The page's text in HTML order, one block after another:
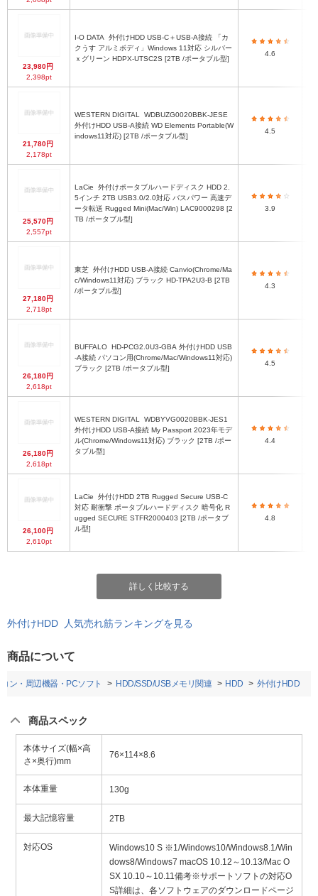
23,980円
2,398pt
I-O DATA
クうす アルミボディ」Windows 11対応 シルバー
ｘグリーン HDPX-UTSC2S [2TB /ポータブル型]
4.6
21,780円
2,178pt
WESTERN DIGITAL
外付けHDD USB-A接続 WD Elements Portable(W
indows11対応) [2TB /ポータブル型]
4.5
25,570円
2,557pt
LaCie
5インチ 2TB USB3.0/2.0対応 バスパワー 高速デ
ータ転送 Rugged Mini(Mac/Win) LAC9000298 [2
TB /ポータブル型]
3.9
27,180円
2,718pt
東芝
c/Windows11対応) ブラック HD-TPA2U3-B [2TB
/ポータブル型]
4.3
26,180円
2,618pt
BUFFALO
-A接続 パソコン用(Chrome/Mac/Windows11対応)
ブラック [2TB /ポータブル型]
4.5
26,180円
2,618pt
WESTERN DIGITAL
外付けHDD USB-A接続 My Passport 2023年モデ
ル(Chrome/Windows11対応) ブラック [2TB /ポー
タブル型]
4.4
26,100円
2,610pt
LaCie
対応 耐衝撃 ポータブルハードディスク 暗号化 R
ugged SECURE STFR2000403 [2TB /ポータブ
ル型]
4.8
詳しく比較する
外付けHDD 人気売れ筋ランキングを見る
商品について
ン・周辺機器・PCソフト HDD/SSD/USBメモリ関連 HDD 外付けHDD
商品スペック
本体サイズ(幅×高
さ×奥行)mm
76×114×8.6
本体重量 130g
最大記憶容量 2TB
対応OS
Windows10 S ※1/Windows10/Windows8.1/Win
dows8/Windows7 macOS 10.12～10.13/Mac O
SX 10.10～10.11備考※サポートソフトの対応O
S詳細は、各ソフトウェアのダウンロードページ